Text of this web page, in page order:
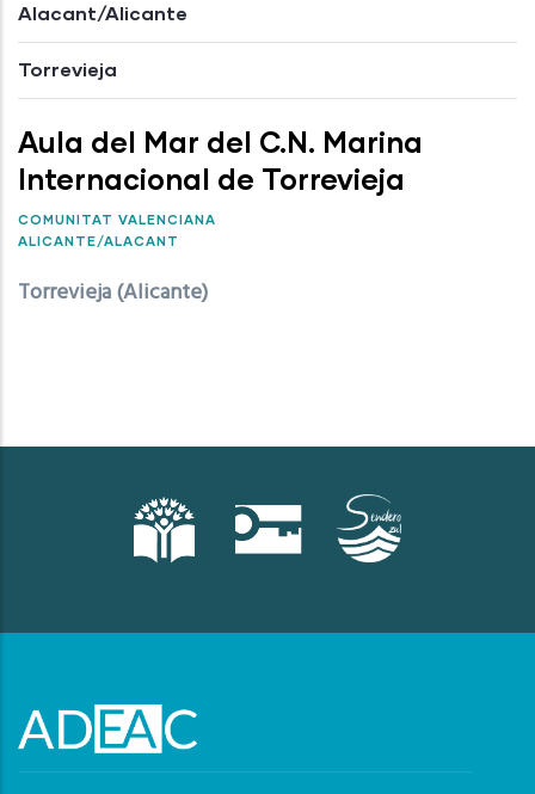
Alacant/Alicante
Torrevieja
Aula del Mar del C.N. Marina
Internacional de Torrevieja
COMUNITAT VALENCIANA
ALICANTE/ALACANT
Torrevieja (Alicante)